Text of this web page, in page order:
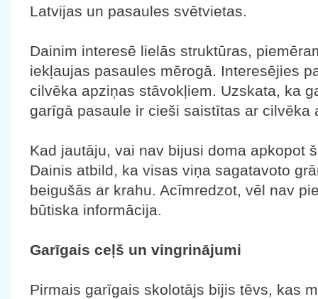
Latvijas un pasaules svētvietas.
Dainim interesē lielās struktūras,
iekļaujas pasaules mērogā. Interesējies
cilvēka apziņas stāvokļiem. Uzskata, ka
garīgā pasaule ir cieši saistītas ar cilvēka
Kad jautāju, vai nav bijusi doma apkopot
Dainis atbild, ka visas viņa sagatavoto
beigušās ar krahu. Acīmredzot, vēl nav
būtiska informācija.
Garīgais ceļš un vingrinājumi
Pirmais garīgais skolotājs bijis tēvs, kas